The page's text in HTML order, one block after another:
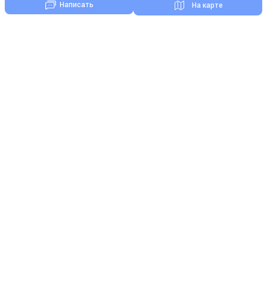
Написать На карте